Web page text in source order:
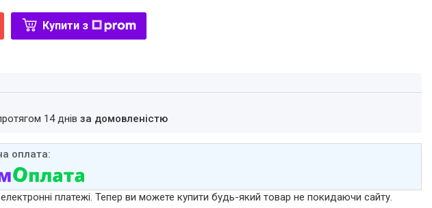
Купити з
14 днівза домовленістю
електронні платежі. Тепер ви можете купити будь-який товар не покидаючи сайту.